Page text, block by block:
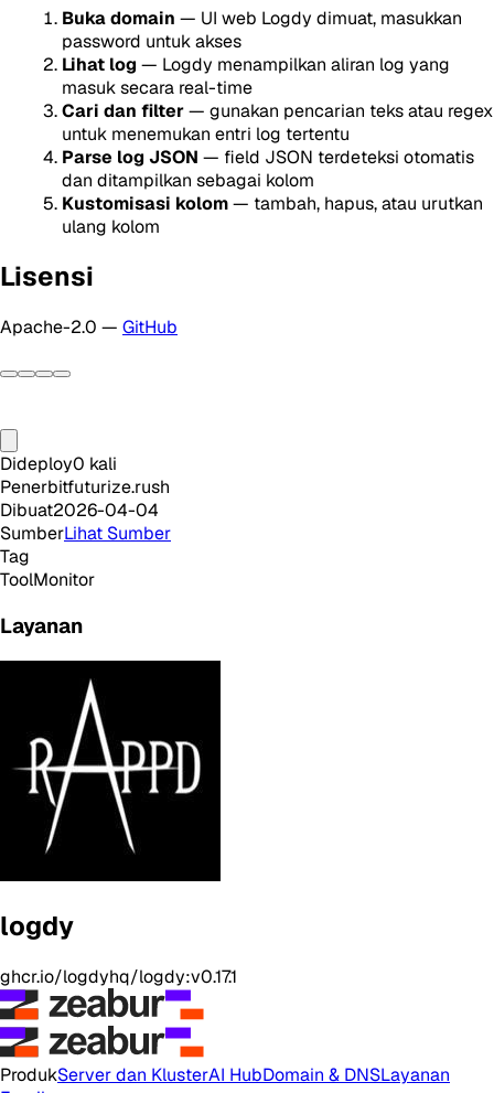
Buka domain — UI web Logdy dimuat, masukkan
password untuk akses
Lihat log— Logdy menampilkan aliran log yang
masuk secara real-time
Cari dan filter— gunakan pencarian teks atau regex
untuk menemukan entri log tertentu
Parse log JSON — field JSON terdeteksi otomatis
dan ditampilkan sebagai kolom
Kustomisasi kolom— tambah, hapus, atau urutkan
ulang kolom
Lisensi
Apache-2.0 — GitHub
Dideploy0 kali
Penerbitfuturize.rush
Dibuat2026-04-04
SumberLihat Sumber
Tag
ToolMonitor
Layanan
logdy
ghcr.io/logdyhq/logdy:v0.17.1
ProdukServer dan KlusterAI HubDomain & DNSLayanan